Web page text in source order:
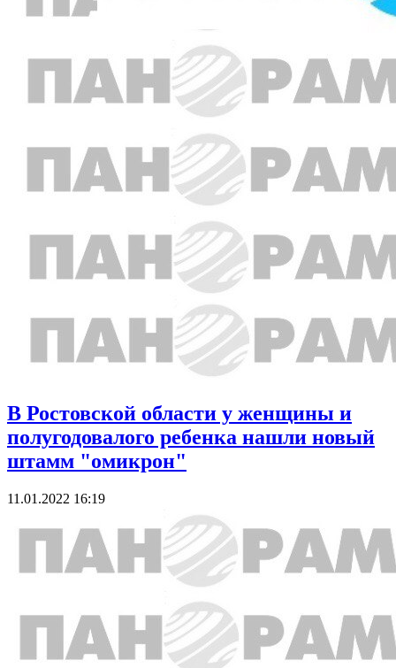
В Ростовской области у женщины и
полугодовалого ребенка нашли новый
штамм "омикрон"
11.01.2022 16:19